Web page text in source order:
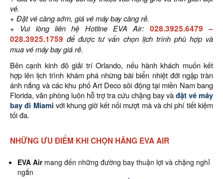
vé.
+ Đặt vé càng sớm, giá vé máy bay càng rẻ.
+ Vui lòng liên hệ Hotline EVA Air: 028.3925.6479 –
028.3925.1759 để được tư vấn chọn lịch trình phù hợp và
mua vé máy bay giá rẻ.
Bên cạnh kinh đô giải trí Orlando, nếu hành khách muốn kết
hợp lên lịch trình khám phá những bãi biển nhiệt đới ngập tràn
ánh nắng và các khu phố Art Deco sôi động tại miền Nam bang
Florida, văn phòng luôn hỗ trợ tra cứu chặng bay vàđặt vé máy
bay đi Miami với khung giờ kết nối mượt mà và chi phí tiết kiệm
tối đa.
NHỮNG ƯU ĐIỂM KHI CHỌN HÃNG EVA AIR
EVA Air mang đến những đường bay thuận lợi và chặng nghỉ
ngắn